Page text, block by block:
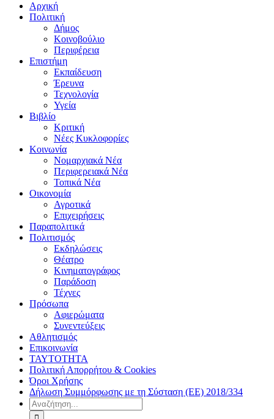
Αρχική
Πολιτική
Δήμος
Κοινοβούλιο
Περιφέρεια
Επιστήμη
Εκπαίδευση
Έρευνα
Τεχνολογία
Υγεία
Βιβλίο
Κριτική
Νέες Κυκλοφορίες
Κοινωνία
Νομαρχιακά Νέα
Περιφερειακά Νέα
Τοπικά Νέα
Οικονομία
Αγροτικά
Επιχειρήσεις
Παραπολιτικά
Πολιτισμός
Εκδηλώσεις
Θέατρο
Κινηματογράφος
Παράδοση
Τέχνες
Πρόσωπα
Αφιερώματα
Συνεντεύξεις
Αθλητισμός
Επικοινωνία
ΤΑΥΤΟΤΗΤΑ
Πολιτική Απορρήτου & Cookies
Όροι Χρήσης
Δήλωση Συμμόρφωσης με τη Σύσταση (ΕΕ) 2018/334
Αναζήτηση
για: